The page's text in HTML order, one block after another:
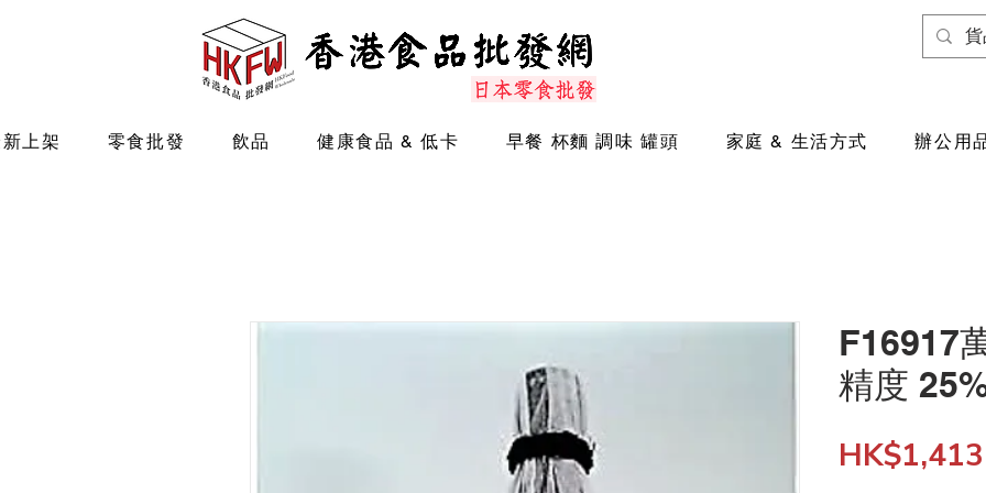
上架 零食批發 飲品 健康食品 & 低卡 早餐 杯麵 調味 罐頭 家庭 & 生活方式 辦公用
F16917
精度